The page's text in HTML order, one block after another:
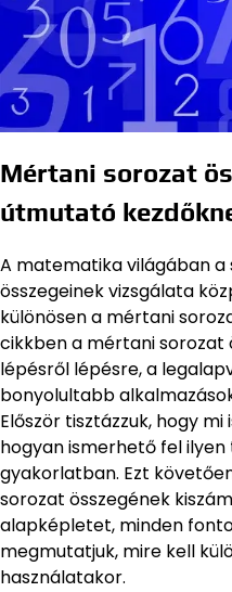
Mértani sorozat
útmutató
A matematika világában a
összegeinek vizsgálata
különösen a mértani
cikkben a mértani sorozat
lépésről lépésre, a
bonyolultabb
Először tisztázzuk, hogy
hogyan ismerhető fel
gyakorlatban. Ezt
sorozat összegének
alapképletet, minden
megmutatjuk, mire kell
használatakor.